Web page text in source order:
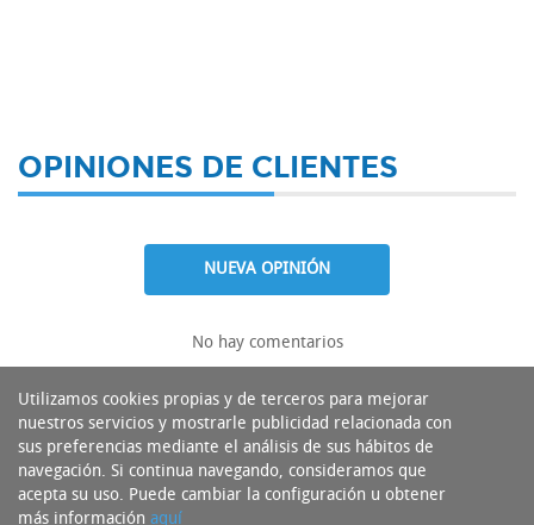
OPINIONES DE CLIENTES
NUEVA OPINIÓN
No hay comentarios
Utilizamos cookies propias y de terceros para mejorar
nuestros servicios y mostrarle publicidad relacionada con
sus preferencias mediante el análisis de sus hábitos de
navegación. Si continua navegando, consideramos que
acepta su uso. Puede cambiar la configuración u obtener
más información aquí